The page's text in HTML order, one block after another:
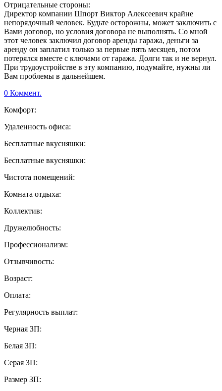
Отрицательные стороны:
Директор компании Шпорт Виктор Алексеевич крайне
непорядочный человек. Будьте осторожны, может заключить с
Вами договор, но условия договора не выполнять. Со мной
этот человек заключил договор аренды гаража, деньги за
аренду он заплатил только за первые пять месяцев, потом
потерялся вместе с ключами от гаража. Долги так и не вернул.
При трудоустройстве в эту компанию, подумайте, нужны ли
Вам проблемы в дальнейшем.
0 Коммент.
Комфорт:
Удаленность офиса:
Бесплатные вкусняшки:
Бесплатные вкусняшки:
Чистота помещений:
Комната отдыха:
Коллектив:
Дружелюбность:
Профессионализм:
Отзывчивость:
Возраст:
Оплата:
Регулярность выплат:
Черная ЗП:
Белая ЗП:
Серая ЗП:
Размер ЗП: